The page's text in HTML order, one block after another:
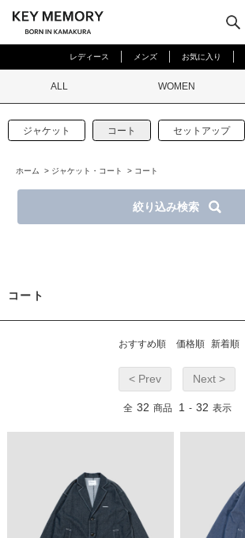
レディース メンズ お気に入り
ALL WOMEN
ジャケット コート セットアップ
ホーム > ジャケット・コート > コート
絞り込み検索
コート
おすすめ順 価格順 新着順
< Prev Next >
全 32 商品 1 - 32 表示